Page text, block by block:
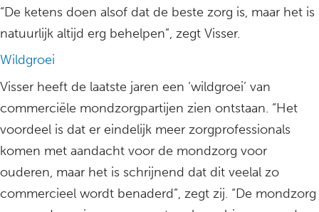
“De ketens doen alsof dat de beste zorg is, maar het is
natuurlijk altijd erg behelpen”, zegt Visser.
Wildgroei
Visser heeft de laatste jaren een ‘wildgroei’ van
commerciële mondzorgpartijen zien ontstaan. “Het
voordeel is dat er eindelijk meer zorgprofessionals
komen met aandacht voor de mondzorg voor
ouderen, maar het is schrijnend dat dit veelal zo
commercieel wordt benaderd”, zegt zij. “De mondzorg